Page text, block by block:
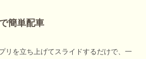
簡単配車
リを立ち上げてスライドするだけで、一